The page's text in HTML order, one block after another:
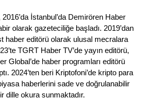
İstanbul’da Demirören Haber
olarak gazeteciliğe başladı. 2019’dan
haber editörü olarak ulusal mecralara
TGRT Haber TV’de yayın editörü,
Global’de haber programları editörü
2024’ten beri Kriptofoni’de kripto para
haberlerini sade ve doğrulanabilir
dille okura sunmaktadır.